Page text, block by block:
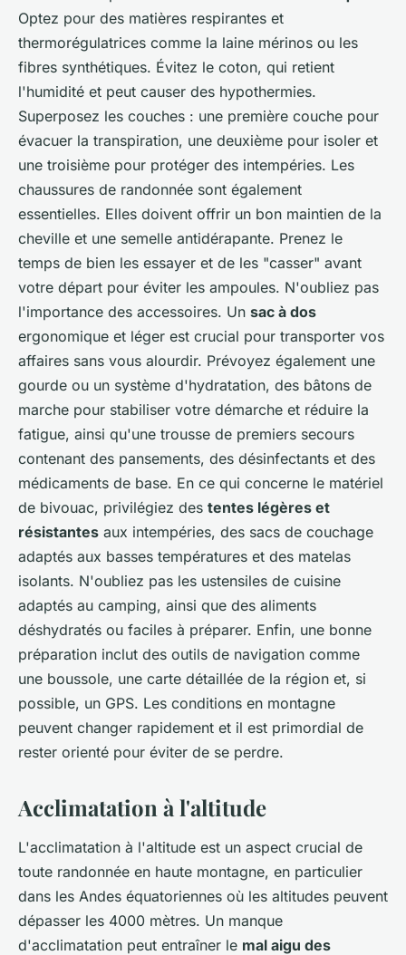
Optez pour des matières respirantes et
thermorégulatrices comme la laine mérinos ou les
fibres synthétiques. Évitez le coton, qui retient
l'humidité et peut causer des hypothermies.
Superposez les couches : une première couche pour
évacuer la transpiration, une deuxième pour isoler et
une troisième pour protéger des intempéries. Les
chaussures de randonnée sont également
essentielles. Elles doivent offrir un bon maintien de la
cheville et une semelle antidérapante. Prenez le
temps de bien les essayer et de les "casser" avant
votre départ pour éviter les ampoules. N'oubliez pas
l'importance des accessoires. Un sac à dos
ergonomique et léger est crucial pour transporter vos
affaires sans vous alourdir. Prévoyez également une
gourde ou un système d'hydratation, des bâtons de
marche pour stabiliser votre démarche et réduire la
fatigue, ainsi qu'une trousse de premiers secours
contenant des pansements, des désinfectants et des
médicaments de base. En ce qui concerne le matériel
de bivouac, privilégiez des tentes légères et
résistantes aux intempéries, des sacs de couchage
adaptés aux basses températures et des matelas
isolants. N'oubliez pas les ustensiles de cuisine
adaptés au camping, ainsi que des aliments
déshydratés ou faciles à préparer. Enfin, une bonne
préparation inclut des outils de navigation comme
une boussole, une carte détaillée de la région et, si
possible, un GPS. Les conditions en montagne
peuvent changer rapidement et il est primordial de
rester orienté pour éviter de se perdre.
Acclimatation à l'altitude
L'acclimatation à l'altitude est un aspect crucial de
toute randonnée en haute montagne, en particulier
dans les Andes équatoriennes où les altitudes peuvent
dépasser les 4000 mètres. Un manque
d'acclimatation peut entraîner le mal aigu des